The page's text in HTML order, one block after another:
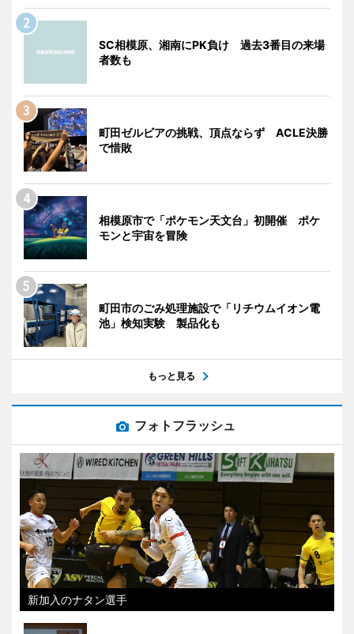
SC相模原、湘南にPK負け 過去3番目の来場
者数も
町田ゼルビアの挑戦、頂点ならず ACLE決勝
で惜敗
相模原市で「ポケモン天文台」初開催 ポケ
モンと宇宙を冒険
町田市のごみ処理施設で「リチウムイオン電
池」検知実験 製品化も
もっと見る
フォトフラッシュ
新加入のナタン選手